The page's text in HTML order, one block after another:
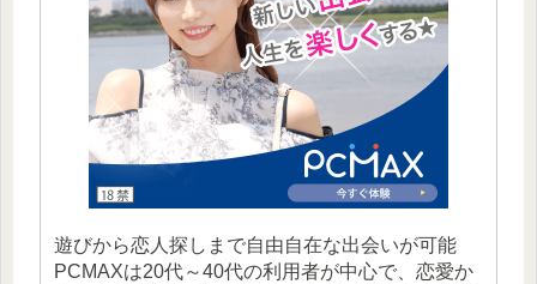
遊びから恋人探しまで自由自在な出会いが可能
PCMAXは20代～40代の利用者が中心で、恋愛か